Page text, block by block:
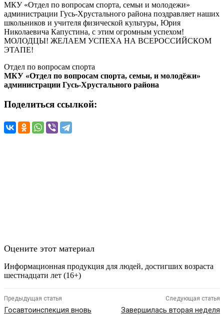
МКУ «Отдел по вопросам спорта, семьи и молодежи»
администрации Гусь-Хрустального района поздравляет наших
школьников и учителя физической культуры, Юрия
Николаевича Капустина, с этим огромным успехом!
МОЛОДЦЫ! ЖЕЛАЕМ УСПЕХА НА ВСЕРОССИЙСКОМ
ЭТАПЕ!
Отдел по вопросам спорта
МКУ «Отдел по вопросам спорта, семьи, и молодёжи»
администрации Гусь-Хрустального района
Поделиться ссылкой:
Оцените этот материал
Информационная продукция для людей, достигших возраста
шестнадцати лет (16+)
Предыдущая статья
Госавтоинспекция вновь
Следующая статья
Завершилась вторая неделя